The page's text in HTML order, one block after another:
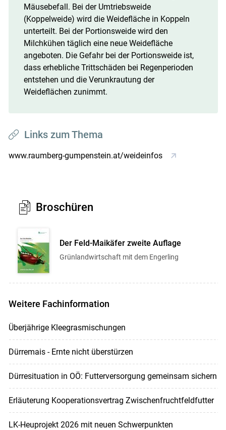
Mäusebefall. Bei der Umtriebsweide
(Koppelweide) wird die Weidefläche in Koppeln
unterteilt. Bei der Portionsweide wird den
Milchkühen täglich eine neue Weidefläche
angeboten. Die Gefahr bei der Portionsweide ist,
dass erhebliche Trittschäden bei Regenperioden
entstehen und die Verunkrautung der
Weideflächen zunimmt.
Links zum Thema
www.raumberg-gumpenstein.at/weideinfos
Broschüren
Der Feld-Maikäfer zweite Auflage
Grünlandwirtschaft mit dem Engerling
Weitere Fachinformation
Überjährige Kleegrasmischungen
Dürremais - Ernte nicht überstürzen
Dürresituation in OÖ: Futterversorgung gemeinsam sichern
Erläuterung Kooperationsvertrag Zwischenfruchtfeldfutter
LK-Heuprojekt 2026 mit neuen Schwerpunkten